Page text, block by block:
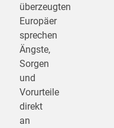
überzeugten
Europäer
sprechen
Ängste,
Sorgen
und
Vorurteile
direkt
an